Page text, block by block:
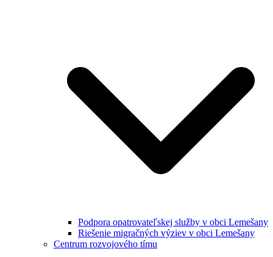
Podpora opatrovateľskej služby v obci Lemešany
Riešenie migračných výziev v obci Lemešany
Centrum rozvojového tímu